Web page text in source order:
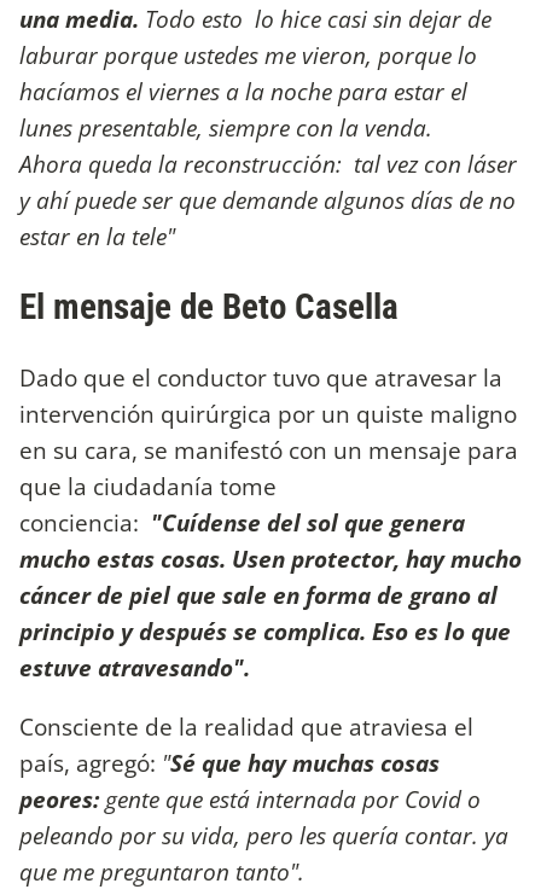
una media. Todo esto lo hice casi sin dejar de
laburar porque ustedes me vieron, porque lo
hacíamos el viernes a la noche para estar el
lunes presentable, siempre con la venda.
Ahora queda la reconstrucción: tal vez con láser
y ahí puede ser que demande algunos días de no
estar en la tele"
El mensaje de Beto Casella
Dado que el conductor tuvo que atravesar la
intervención quirúrgica por un quiste maligno
en su cara, se manifestó con un mensaje para
que la ciudadanía tome
conciencia: "Cuídense del sol que genera
mucho estas cosas. Usen protector, hay mucho
cáncer de piel que sale en forma de grano al
principio y después se complica. Eso es lo que
estuve atravesando".
Consciente de la realidad que atraviesa el
país, agregó: "Sé que hay muchas cosas
peores:gente que está internada por Covid o
peleando por su vida, pero les quería contar. ya
que me preguntaron tanto".